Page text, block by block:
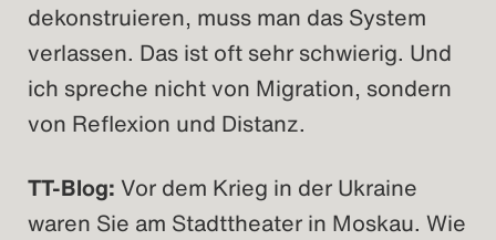
dekonstruieren, muss man das System
verlassen. Das ist oft sehr schwierig. Und
ich spreche nicht von Migration, sondern
von Reflexion und Distanz.
TT-Blog: Vor dem Krieg in der Ukraine
waren Sie am Stadttheater in Moskau. Wie